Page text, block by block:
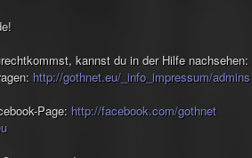
kannst du in der Hilfe nachsehen:
http://gothnet.eu/_info_impressum/admins
Page: http://facebook.com/gothnet